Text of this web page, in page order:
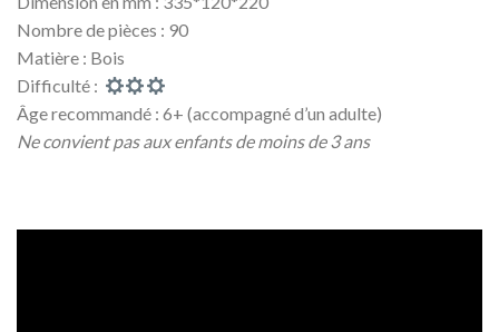
Nombre de pièces : 90
Matière : Bois
Difficulté :
Âge recommandé : 6+ (accompagné d’un adulte)
Ne convient pas aux enfants de moins de 3 ans